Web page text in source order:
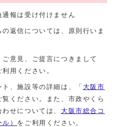
報は受け付けません
返信については、原則行いま
意見、ご提言につきまして
用ください。
、施設等の詳細は、「 大阪市
覧ください。また、市政やくら
せについては、 大阪市総合コ
） をご利用ください。